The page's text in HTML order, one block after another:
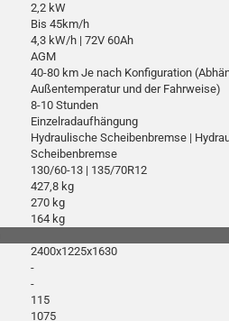
2,2 kW
Bis 45km/h
4,3 kW/h | 72V 60Ah
AGM
40-80 km Je nach Konfiguration
Außentemperatur und der Fahrweise)
8-10 Stunden
Einzelradaufhängung
Hydraulische Scheibenbremse |
Scheibenbremse
130/60-13 | 135/70R12
427,8 kg
270 kg
164 kg
2400x1225x1630
-
-
115
1075